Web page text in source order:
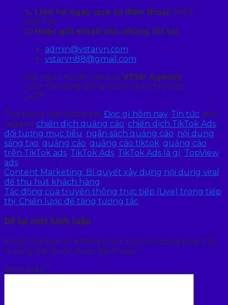
📞 Liên hệ ngay qua số điện thoại: 0967
066 706
📧 Hoặc gửi email cho chúng tôi tại:
admin@vstarvn.com
vstarvn88@gmail.com
Đội ngũ chuyên gia của VStar Agency
luôn sẵn sàng đồng hành và hỗ trợ bạn
24/7!
This entry was posted in Đọc gì hôm nay, Tin tức and
tagged chiến dịch quảng cáo, chiến dịch TikTok Ads,
đối tượng mục tiêu, ngân sách quảng cáo, nội dung
sáng tạo, quảng cáo, quảng cáo tiktok, quảng cáo
trên TikTok ads, TikTok Ads, TikTok Ads là gì, TopView
ads.
Content Marketing: Bí quyết xây dựng nội dung viral
để thu hút khách hàng
Tác động của truyền thông trực tiếp (Live) trong tiếp
thị: Chiến lược để tăng tương tác
Để lại một bình luận
Email của bạn sẽ không được hiển thị công khai. Các
trường bắt buộc được đánh dấu *
Bình luận *